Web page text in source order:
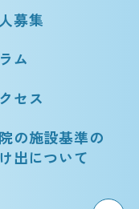
募集
ム
セス
の施設基準の
出について